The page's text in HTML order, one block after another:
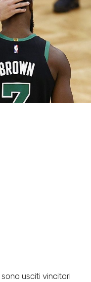
usciti vincitori